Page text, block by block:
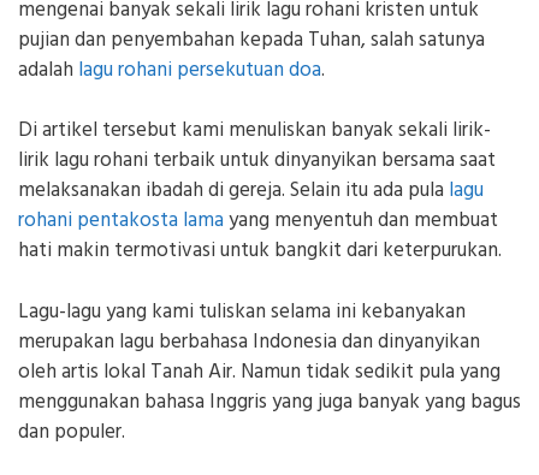
mengenai banyak sekali lirik lagu rohani kristen untuk
pujian dan penyembahan kepada Tuhan, salah satunya
adalah lagu rohani persekutuan doa.
Di artikel tersebut kami menuliskan banyak sekali lirik-
lirik lagu rohani terbaik untuk dinyanyikan bersama saat
melaksanakan ibadah di gereja. Selain itu ada pula lagu
rohani pentakosta lamayang menyentuh dan membuat
hati makin termotivasi untuk bangkit dari keterpurukan.
Lagu-lagu yang kami tuliskan selama ini kebanyakan
merupakan lagu berbahasa Indonesia dan dinyanyikan
oleh artis lokal Tanah Air. Namun tidak sedikit pula yang
menggunakan bahasa Inggris yang juga banyak yang bagus
dan populer.